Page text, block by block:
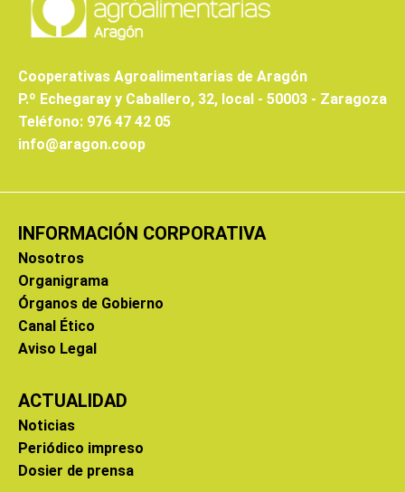
Cooperativas Agroalimentarias de Aragón
P.º Echegaray y Caballero, 32, local - 50003 - Zaragoza
Teléfono: 976 47 42 05
info@aragon.coop
INFORMACIÓN CORPORATIVA
Nosotros
Organigrama
Órganos de Gobierno
Canal Ético
Aviso Legal
ACTUALIDAD
Noticias
Periódico impreso
Dosier de prensa